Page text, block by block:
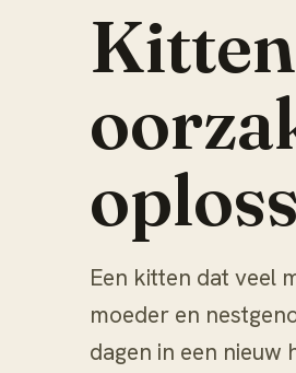
Een kitten dat veel
moeder en
dagen in een nieuw